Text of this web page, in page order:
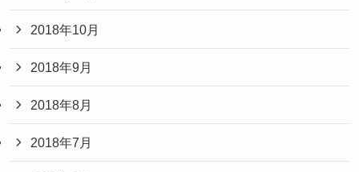
2018年10月
2018年9月
2018年8月
2018年7月